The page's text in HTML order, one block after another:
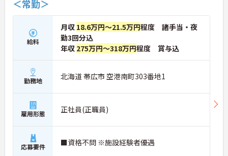
＜常勤＞
給料
月収 18.6万円～21.5万円程度 諸手当・夜
勤3回分込
年収 275万円～318万円程度 賞与込
勤務地 北海道 帯広市 空港南町303番地1
雇用形態 正社員(正職員)
応募要件 ■資格不問 ※施設経験者優遇